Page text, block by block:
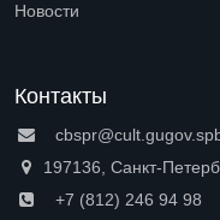
Новости
Контакты
197136, Санкт-
+7 (812) 246 94 98